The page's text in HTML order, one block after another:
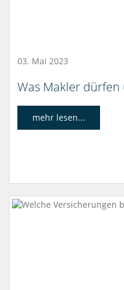
03. Mai 2023
Was Makler
mehr lesen...